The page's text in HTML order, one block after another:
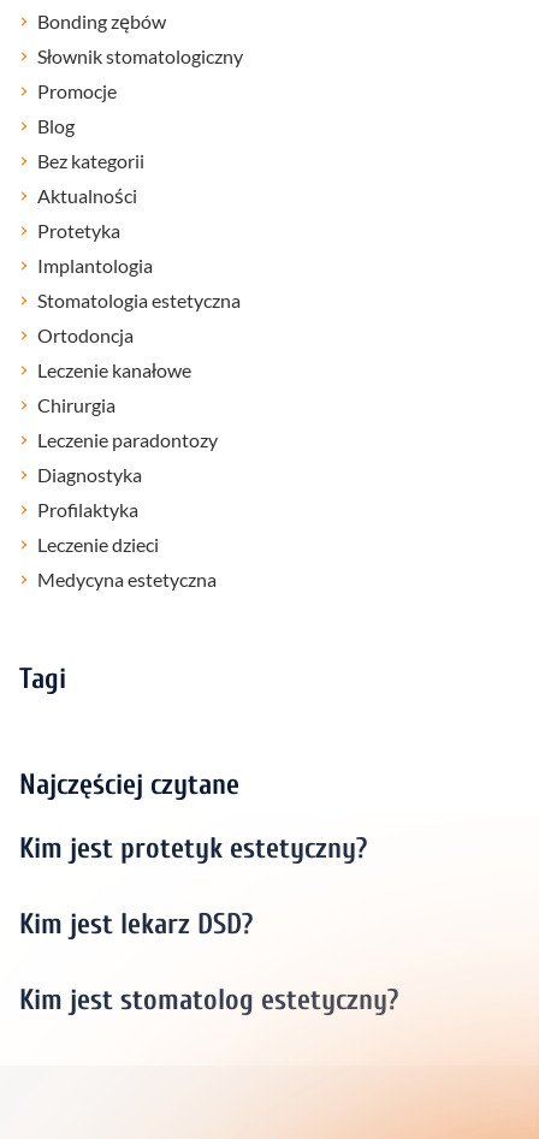
Bonding zębów
Słownik stomatologiczny
Promocje
Blog
Bez kategorii
Aktualności
Protetyka
Implantologia
Stomatologia estetyczna
Ortodoncja
Leczenie kanałowe
Chirurgia
Leczenie paradontozy
Diagnostyka
Profilaktyka
Leczenie dzieci
Medycyna estetyczna
Tagi
Najczęściej czytane
Kim jest protetyk estetyczny?
Kim jest lekarz DSD?
Kim jest stomatolog estetyczny?